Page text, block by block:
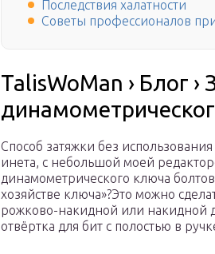
Последствия халатности
Советы профессионалов
TalisWoMan › Блог
Способ затяжки без
инета, с небольшой моей
динамометрического ключа
хозяйстве ключа»?Это можно
рожково-накидной или накидной
отвёртка для бит с полостью в